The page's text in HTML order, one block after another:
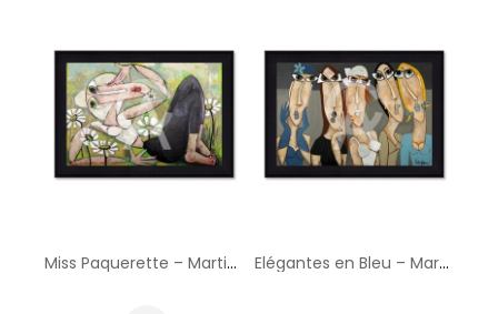
Miss Paquerette – Martine Gonnin Elégantes en Bleu – Martine Gonnin